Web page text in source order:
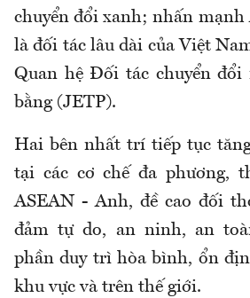
chuyển đổi xanh; nhấn
là đối tác lâu dài của Việt
Quan hệ Đối tác chuyển đổi
bằng (JETP).
Hai bên nhất trí tiếp tục
tại các cơ chế đa phương,
ASEAN - Anh, đề cao đối
đảm tự do, an ninh, an
phần duy trì hòa bình, ổn
khu vực và trên thế giới.